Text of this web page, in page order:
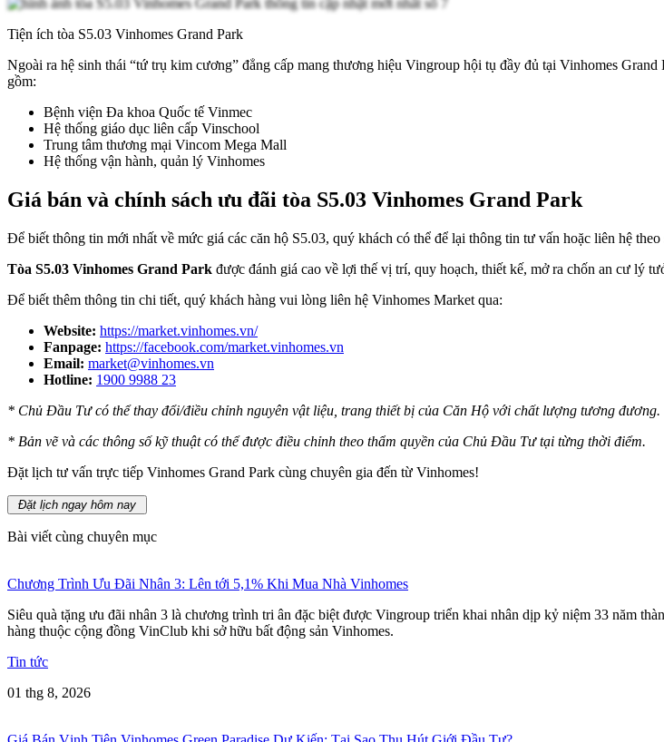
Tiện ích tòa S5.03 Vinhomes Grand Park
Ngoài ra hệ sinh thái “tứ trụ kim cương” đẳng cấp mang thương hiệu Vingroup hội tụ đầy đủ tại Vinhomes
gồm:
Bệnh viện Đa khoa Quốc tế Vinmec
Hệ thống giáo dục liên cấp Vinschool
Trung tâm thương mại Vincom Mega Mall
Hệ thống vận hành, quản lý Vinhomes
Giá bán và chính sách ưu đãi tòa S5.03 Vinhomes Grand Park
Để biết thông tin mới nhất về mức giá các căn hộ S5.03, quý khách có thể để lại thông tin tư vấn hoặc liên hệ
Tòa S5.03 Vinhomes Grand Park được đánh giá cao về lợi thế vị trí, quy hoạch, thiết kế, mở ra chốn an cư lý
Để biết thêm thông tin chi tiết, quý khách hàng vui lòng liên hệ Vinhomes Market qua:
Website: https://market.vinhomes.vn/
Fanpage: https://facebook.com/market.vinhomes.vn
Email: market@vinhomes.vn
Hotline: 1900 9988 23
* Chủ Đầu Tư có thể thay đổi/điều chỉnh nguyên vật liệu, trang thiết bị của Căn Hộ với chất lượng tương đương.
* Bản vẽ và các thông số kỹ thuật có thể được điều chỉnh theo thẩm quyền của Chủ Đầu Tư tại từng thời điểm.
Đặt lịch tư vấn trực tiếp Vinhomes Grand Park cùng chuyên gia đến từ Vinhomes!
Đặt lịch ngay hôm nay
Bài viết cùng chuyên mục
Chương Trình Ưu Đãi Nhân 3: Lên tới 5,1% Khi Mua Nhà Vinhomes
Siêu quà tặng ưu đãi nhân 3 là chương trình tri ân đặc biệt được Vingroup triển khai nhân dịp kỷ niệm 33 năm
hàng thuộc cộng đồng VinClub khi sở hữu bất động sản Vinhomes.
Tin tức
01 thg 8, 2026